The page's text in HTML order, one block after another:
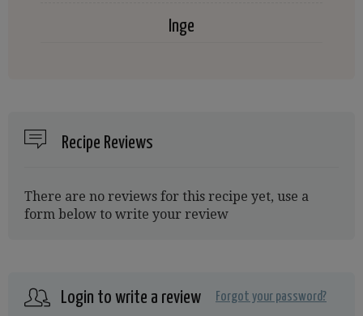
Inge
Recipe Reviews
There are no reviews for this recipe yet, use a
form below to write your review
Login to write a review Forgot your password?